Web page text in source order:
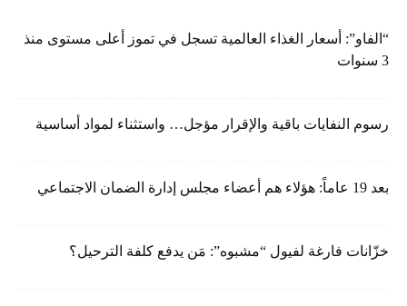
“الفاو”: أسعار الغذاء العالمية تسجل في تموز أعلى مستوى منذ
3 سنوات
رسوم النفايات باقية والإقرار مؤجل… واستثناء لمواد أساسية
بعد 19 عاماً: هؤلاء هم أعضاء مجلس إدارة الضمان الاجتماعي
خزّانات فارغة لفيول “مشبوه”: مَن يدفع كلفة الترحيل؟